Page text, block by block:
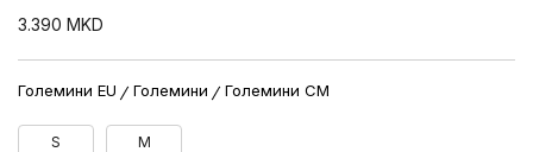
3.390 MKD
Големини EU Големини Големини CM
S M